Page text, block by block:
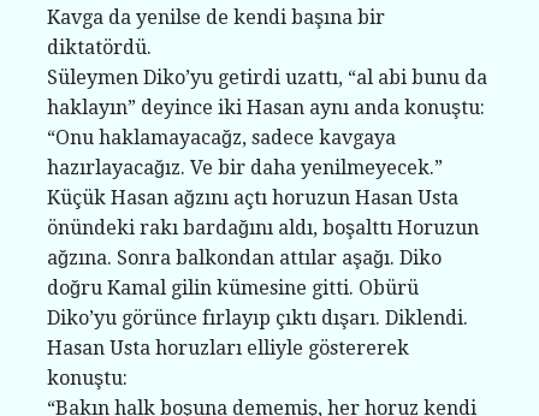
Kavga da yenilse de kendi başına bir
diktatördü.
Süleymen Diko’yu getirdi uzattı, “al abi bunu da
haklayın” deyince iki Hasan aynı anda konuştu:
“Onu haklamayacağz, sadece kavgaya
hazırlayacağız. Ve bir daha yenilmeyecek.”
Küçük Hasan ağzını açtı horuzun Hasan Usta
önündeki rakı bardağını aldı, boşalttı Horuzun
ağzına. Sonra balkondan attılar aşağı. Diko
doğru Kamal gilin kümesine gitti. Obürü
Diko’yu görünce fırlayıp çıktı dışarı. Diklendi.
Hasan Usta horuzları elliyle göstererek
konuştu:
“Bakın halk boşuna dememiş, her horuz kendi